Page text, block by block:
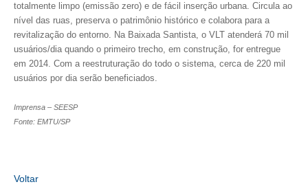
CURSOS
ENGENHEIRO EMPREENDEDOR
SEESP EDUCAÇÃO
totalmente limpo (emissão zero) e de fácil inserção urbana. Circula ao
nível das ruas, preserva o patrimônio histórico e colabora para a
revitalização do entorno. Na Baixada Santista, o VLT atenderá 70 mil
usuários/dia quando o primeiro trecho, em construção, for entregue
em 2014. Com a reestruturação do todo o sistema, cerca de 220 mil
usuários por dia serão beneficiados.
Imprensa – SEESP
Fonte: EMTU/SP
Voltar